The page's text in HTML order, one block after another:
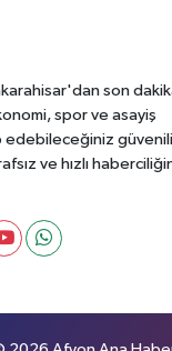
son
spor ve asayiş
edebileceğiniz
ve hızlı